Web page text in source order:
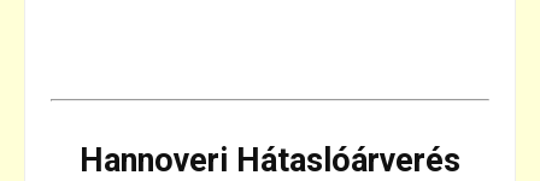
Hannoveri Hátaslóárverés